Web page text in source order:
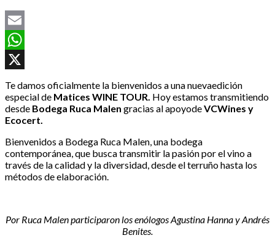
Email
WhatsApp
Te damos oficialmente la bienvenidos a una nuevaedición
especial de Matices WINE TOUR. Hoy estamos transmitiendo
desde Bodega Ruca Malen gracias al apoyodeVCWines y
Ecocert.
Bienvenidos a Bodega Ruca Malen, una bodega
contemporánea, que busca transmitir la pasión por el vino a
través de la calidad y la diversidad, desde el terruño hasta los
métodos de elaboración.
Por Ruca Malen participaron los enólogos Agustina Hanna y Andrés
Benites.